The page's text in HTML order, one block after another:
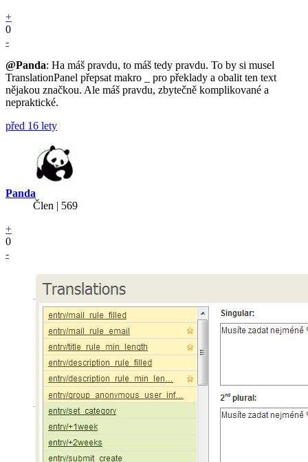
+
0
-
@Panda: Ha máš pravdu, to máš tedy pravdu. To by si musel
TranslationPanel přepsat makro _ pro překlady a obalit ten text
nějakou značkou. Ale máš pravdu, zbytečně komplikované a
nepraktické.
před 16 lety
Panda
Člen | 569
+
0
-